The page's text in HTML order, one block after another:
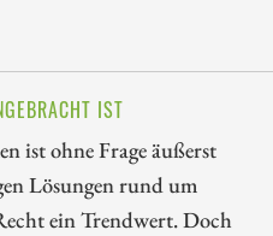
IST
ist ohne Frage äußerst
Lösungen rund um
ein Trendwert. Doch